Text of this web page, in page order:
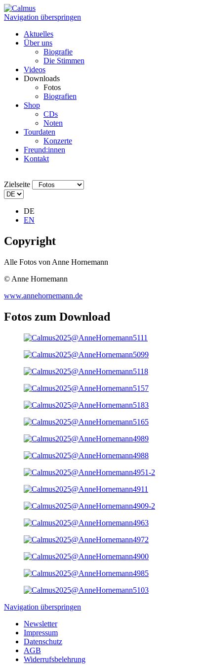
Navigation überspringen
Aktuelles
Über uns
Biografie
Die Stimmen
Videos
Downloads
Fotos
Biografien
Shop
CDs
Noten
Tourdaten
Konzerte
Freund:innen
Kontakt
Zielseite
DE
EN
Copyright
Alle Fotos von Anne Hornemann
© Anne Hornemann
www.annehornemann.de
Fotos zum Download
Navigation überspringen
Newsletter
Impressum
Datenschutz
AGB
Widerrufsbelehrung